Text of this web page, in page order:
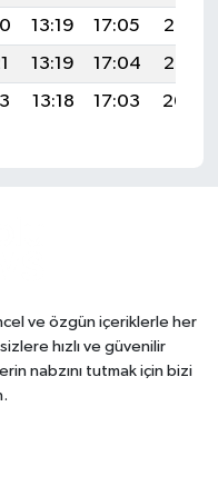
13:19 17:05
20:07
13:19 17:04
20:06
13:18 17:03 20:04
ve özgün içeriklerle her
hızlı ve güvenilir
nabzını tutmak için bizi